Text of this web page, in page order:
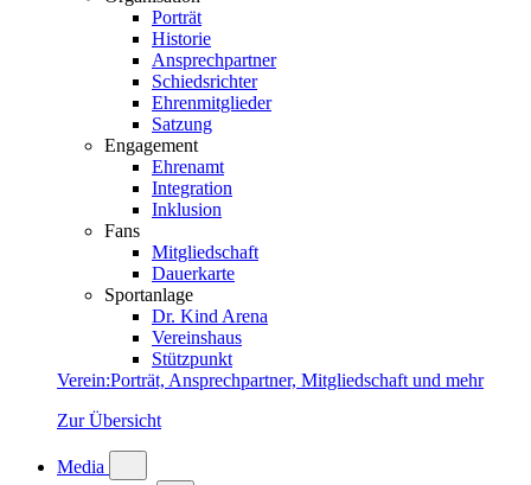
Porträt
Historie
Ansprechpartner
Schiedsrichter
Ehrenmitglieder
Satzung
Engagement
Ehrenamt
Integration
Inklusion
Fans
Mitgliedschaft
Dauerkarte
Sportanlage
Dr. Kind Arena
Vereinshaus
Stützpunkt
Verein:Porträt, Ansprechpartner, Mitgliedschaft und mehr
Zur Übersicht
Media